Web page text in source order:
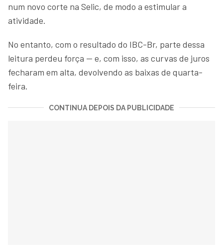
num novo corte na Selic, de modo a estimular a
atividade.
No entanto, com o resultado do IBC-Br, parte dessa
leitura perdeu força — e, com isso, as curvas de juros
fecharam em alta, devolvendo as baixas de quarta-
feira.
CONTINUA DEPOIS DA PUBLICIDADE